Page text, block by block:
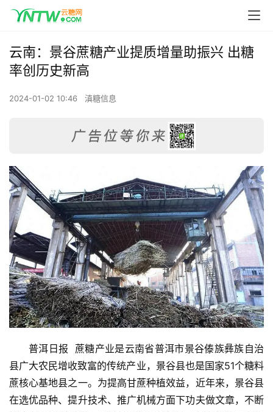
云南：景谷蔗糖产业提质增量助振兴 出糖
率创历史新高
2024-01-02 10:46 滇糖信息
普洱日报  蔗糖产业是云南省普洱市景谷傣族彝族自治
县广大农民增收致富的传统产业，景谷县也是国家51个糖料
蔗核心基地县之一。为提高甘蔗种植效益，近年来，景谷县
在选优品种、提升技术、推广机械方面下功夫做文章，不断